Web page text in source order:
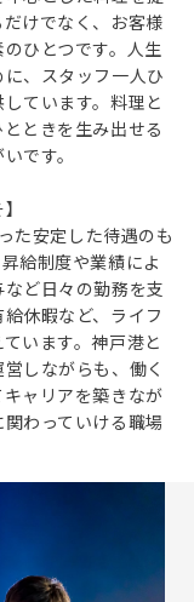
けでなく、お客様
ひとつです。人生
、スタッフ一人ひ
ています。料理と
ときを生み出せる
です。
た安定した待遇のも
給制度や業績によ
ど日々の勤務を支
休暇など、ライフ
います。神戸港と
しながらも、働く
ャリアを築きなが
わっていける職場